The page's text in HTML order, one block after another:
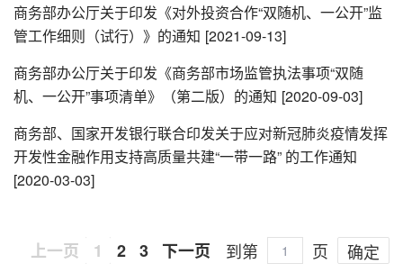
商务部办公厅关于印发《对外投资合作“双随机、一公开”监
管工作细则（试行）》的通知 [2021-09-13]
商务部办公厅关于印发《商务部市场监管执法事项“双随
机、一公开”事项清单》（第二版）的通知 [2020-09-03]
商务部、国家开发银行联合印发关于应对新冠肺炎疫情发挥
开发性金融作用支持高质量共建“一带一路” 的工作通知
[2020-03-03]
上一页 1 2 3 下一页 到第 页 确定